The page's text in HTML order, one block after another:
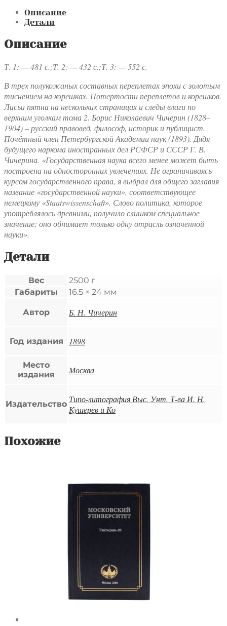
Описание
Детали
Описание
Т. 1: — 481 с.;Т. 2: — 432 с.;Т. 3: — 552 с.
В трех полукожаных составных переплетах эпохи с золотым
тиснением на корешках. Потертости переплетов и корешков.
Лисьи пятна на нескольких страницах и следы влаги по
верхним уголкам тома 2. Борис Николаевич Чичерин (1828–
1904) – русский правовед, философ, историк и публицист.
Почётный член Петербургской Академии наук (1893). Дядя
будущего наркома иностранных дел РСФСР и СССР Г. В.
Чичерина. «Государственная наука всего менее может быть
построена на односторонних увлечениях. Не ограничиваясь
курсом государственного права, я выбрал для общего заглавия
название «государственной науки», соответствующее
немецкому «Staatswissenschaft». Слово политика, которое
употреблялось древними, получило слишком специальное
значение; оно обнимает только одну отрасль означенной
науки».
Детали
Вес
2500 г
Габариты
16.5 × 24 мм
Автор Б. Н. Чичерин
Год издания 1898
Место
издания
Москва
Издательство Типо-литография Выс. Унт. Т-ва И. Н.
Кушерев и Ко
Похожие